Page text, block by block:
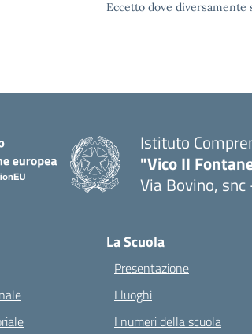
Eccetto dove
Istituto
"Vico II
Via Bovino,
La Scuola
Presentazione
I luoghi
I numeri della scuola